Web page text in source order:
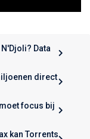
Data
direct
focus bij
kan Torrents